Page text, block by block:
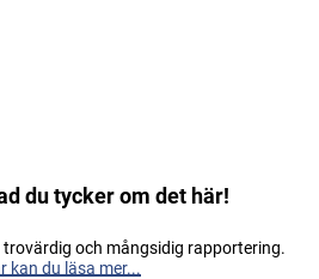
du tycker om det här!
och mångsidig rapportering.
kan du läsa mer...